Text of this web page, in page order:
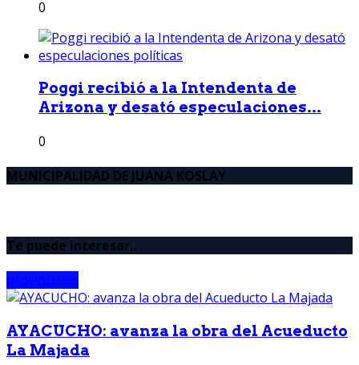
0
Poggi recibió a la Intendenta de
Arizona y desató especulaciones...
0
MUNICIPALIDAD DE JUANA KOSLAY
Te puede interesar..
AYACUCHO: avanza la obra del Acueducto
La Majada